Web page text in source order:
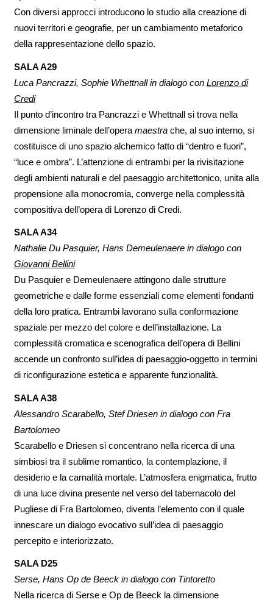
Con diversi approcci introducono lo studio alla creazione di
nuovi territori e geografie, per un cambiamento metaforico
della rappresentazione dello spazio.
SALA A29
Luca Pancrazzi, Sophie Whettnall in dialogo con Lorenzo di
Credi
Il punto d’incontro tra Pancrazzi e Whettnall si trova nella
dimensione liminale dell’opera maestra che, al suo interno, si
costituisce di uno spazio alchemico fatto di “dentro e fuori”,
“luce e ombra”. L’attenzione di entrambi per la rivisitazione
degli ambienti naturali e del paesaggio architettonico, unita alla
propensione alla monocromia, converge nella complessità
compositiva dell’opera di Lorenzo di Credi.
SALA A34
Nathalie Du Pasquier, Hans Demeulenaere in dialogo con
Giovanni Bellini
Du Pasquier e Demeulenaere attingono dalle strutture
geometriche e dalle forme essenziali come elementi fondanti
della loro pratica. Entrambi lavorano sulla conformazione
spaziale per mezzo del colore e dell’installazione. La
complessità cromatica e scenografica dell’opera di Bellini
accende un confronto sull’idea di paesaggio-oggetto in termini
di riconfigurazione estetica e apparente funzionalità.
SALA A38
Alessandro Scarabello, Stef Driesen in dialogo con Fra
Bartolomeo
Scarabello e Driesen si concentrano nella ricerca di una
simbiosi tra il sublime romantico, la contemplazione, il
desiderio e la carnalità mortale. L’atmosfera enigmatica, frutto
di una luce divina presente nel verso del tabernacolo del
Pugliese di Fra Bartolomeo, diventa l’elemento con il quale
innescare un dialogo evocativo sull’idea di paesaggio
percepito e interiorizzato.
SALA D25
Serse, Hans Op de Beeck in dialogo con Tintoretto
Nella ricerca di Serse e Op de Beeck la dimensione